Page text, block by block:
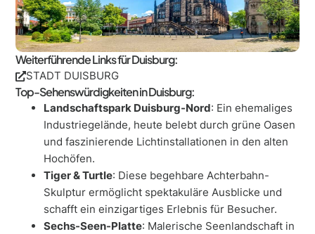
Weiterführende Links für Duisburg:
STADT DUISBURG
Top-Sehenswürdigkeiten in Duisburg:
Landschaftspark Duisburg-Nord: Ein ehemaliges
Industriegelände, heute belebt durch grüne Oasen
und faszinierende Lichtinstallationen in den alten
Hochöfen.
Tiger & Turtle: Diese begehbare Achterbahn-
Skulptur ermöglicht spektakuläre Ausblicke und
schafft ein einzigartiges Erlebnis für Besucher.
Sechs-Seen-Platte: Malerische Seenlandschaft in